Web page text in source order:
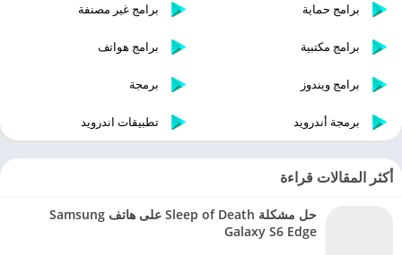
برامج حماية برامج غير مصنفة
برامج مكتبية برامج هواتف
برامج ويندوز برمجة
برمجة أندرويد تطبيقات اندرويد
أكثر المقالات قراءة
حل مشكلة Sleep of Death على هاتف Samsung
Galaxy S6 Edge